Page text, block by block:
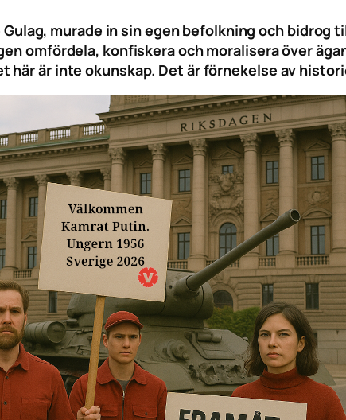
murade in sin egen befolkning och
omfördela, konfiskera och moralisera över
här är inte okunskap. Det är förnekelse av